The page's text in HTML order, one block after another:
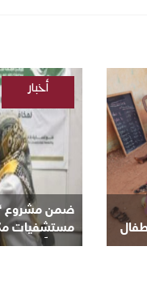
ضمن مشروع
مستشفيات
مجانياً بأم
أخبار
السودانية